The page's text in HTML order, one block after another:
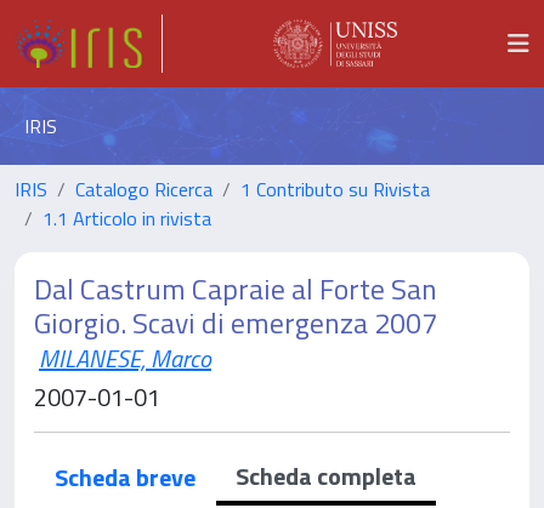
IRIS
IRIS Catalogo Ricerca
1 Contributo su Rivista
1.1 Articolo in rivista
Dal Castrum Capraie al Forte San
Giorgio. Scavi di emergenza 2007
MILANESE, Marco
2007-01-01
Scheda breve
Scheda completa